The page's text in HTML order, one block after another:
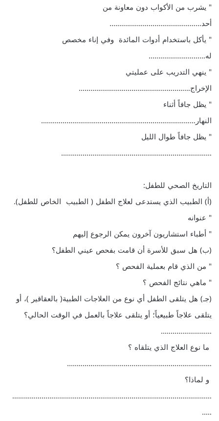
" يشرب من الأكواب دون معاونة من
أحد………………………………………..
" يأكل باستخدام أدوات المائدة وفي إناء مخصص
له………………………..
" ينهي التدريب على عمليتي
الإخراج…………………………………………………
" يظل جافاً أثناء
النهار…………………………………………………………………….
" يظل جافاً طوال الليل
…………………………………………………………………..
التاريخ الصحي للطفل:
(أ) الطبيب الذي يستدعى لعلاج الطفل ( الطبيب الخاص للطفل).
" عنوانه
" أطباء استشاريون آخرون يمكن الرجوع إليهم
(ب) هل سبق للأسرة أن قامت بفحص عيني الطفل؟
" من الذي قام بعملية الفحص ؟
" ماهي نتائج الفحص ؟
(جـ) هل يتلقى الطفل أي نوع من العلاجات الطبية( بالعقاقير )، أو
يتلقى علاجاً طبيعياً؛ أو يتلقى علاجاً بالعمل في الوقت الحالي؟
……………………..
ما نوع العلاج الذي يتلقاه ؟
………………………………………………………………..
و لماذا؟
…………………………………………………………………………………………
…..